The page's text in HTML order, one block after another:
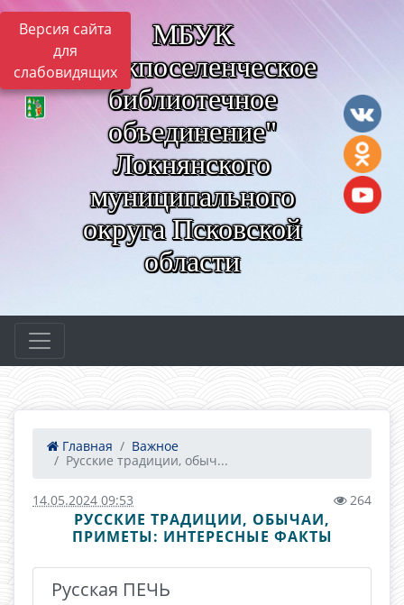
Версия сайта
для
слабовидящих
МБУК
"Межпоселенческое
библиотечное
объединение"
Локнянского
муниципального
округа Псковской
области
Главная
Важное
Русские традиции, обыч...
14.05.2024 09:53 264
РУССКИЕ ТРАДИЦИИ, ОБЫЧАИ,
ПРИМЕТЫ: ИНТЕРЕСНЫЕ ФАКТЫ
Русская ПЕЧЬ